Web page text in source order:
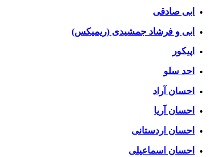
ابی صادقی
ابی و فرشاد جمشیدی (ریمیکس)
اپیکور
احد سلو
احسان آراد
احسان آریا
احسان اردستانی
احسان اسماعیلی